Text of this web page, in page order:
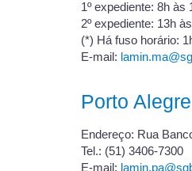
1º expediente: 8h às
2º expediente: 13h
(*) Há fuso horário:
E-mail:
Porto Alegre
Endereço: Rua
Tel.: (51) 3406-7300
E-mail: